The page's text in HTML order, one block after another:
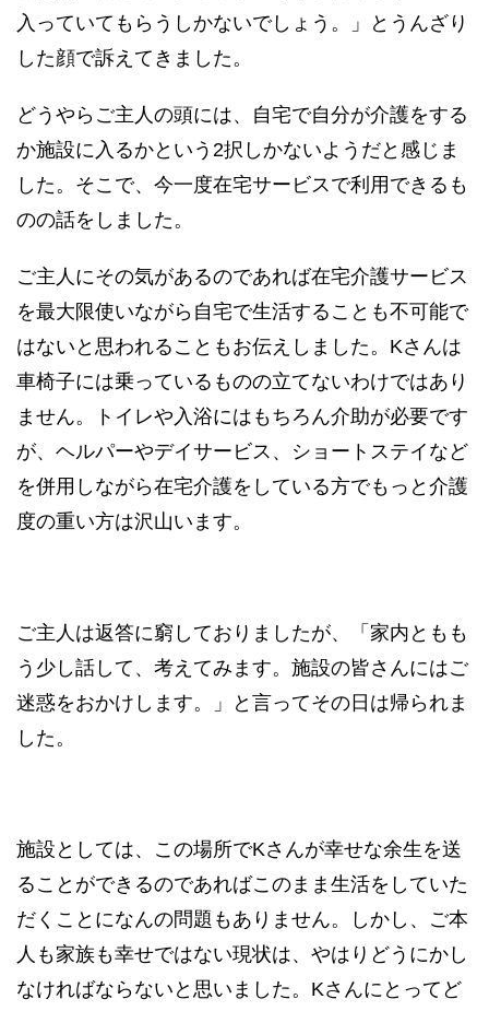
入っていてもらうしかないでしょう。」とうんざり
した顔で訴えてきました。
どうやらご主人の頭には、自宅で自分が介護をする
か施設に入るかという2択しかないようだと感じま
した。そこで、今一度在宅サービスで利用できるも
のの話をしました。
ご主人にその気があるのであれば在宅介護サービス
を最大限使いながら自宅で生活することも不可能で
はないと思われることもお伝えしました。Kさんは
車椅子には乗っているものの立てないわけではあり
ません。トイレや入浴にはもちろん介助が必要です
が、ヘルパーやデイサービス、ショートステイなど
を併用しながら在宅介護をしている方でもっと介護
度の重い方は沢山います。
ご主人は返答に窮しておりましたが、「家内ともも
う少し話して、考えてみます。施設の皆さんにはご
迷惑をおかけします。」と言ってその日は帰られま
した。
施設としては、この場所でKさんが幸せな余生を送
ることができるのであればこのまま生活をしていた
だくことになんの問題もありません。しかし、ご本
人も家族も幸せではない現状は、やはりどうにかし
なければならないと思いました。Kさんにとってど